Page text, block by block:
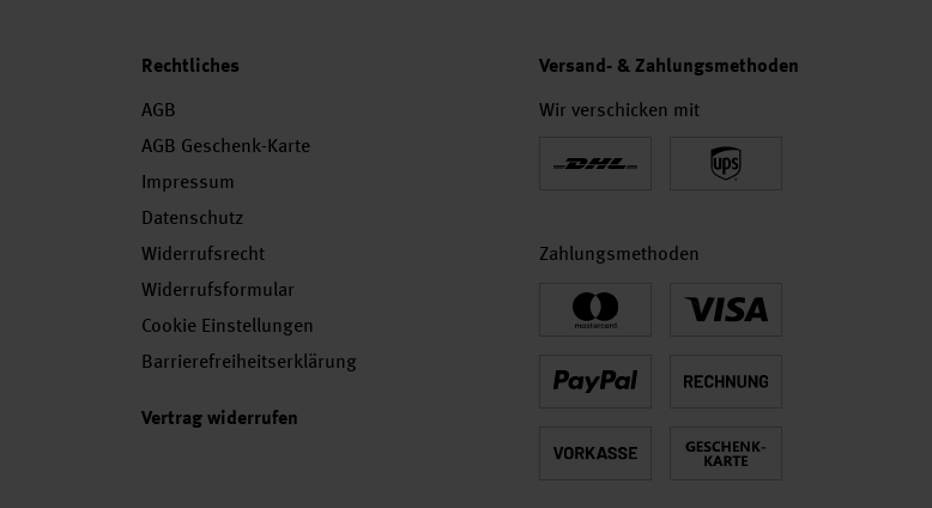
Rechtliches
AGB
AGB Geschenk-Karte
Impressum
Datenschutz
Widerrufsrecht
Widerrufsformular
Cookie Einstellungen
Barrierefreiheitserklärung
Vertrag widerrufen
Versand- & Zahlungsmethoden
Wir verschicken mit
Zahlungsmethoden